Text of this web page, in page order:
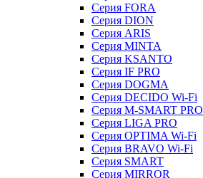
Серия FORA
Серия DION
Серия ARIS
Серия MINTA
Серия KSANTO
Серия IF PRO
Серия DOGMA
Серия DECIDO Wi-Fi
Серия M-SMART PRO
Серия LIGA PRO
Серия OPTIMA Wi-Fi
Серия BRAVO Wi-Fi
Серия SMART
Серия MIRROR